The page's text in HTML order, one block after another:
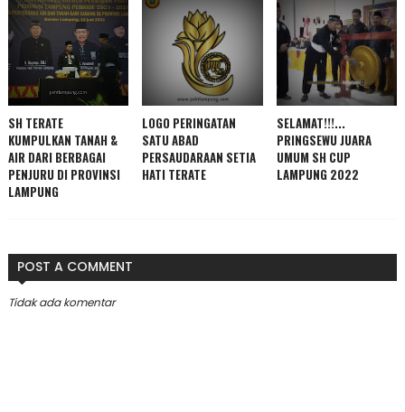
SH TERATE
KUMPULKAN TANAH &
AIR DARI BERBAGAI
PENJURU DI PROVINSI
LAMPUNG
LOGO PERINGATAN
SATU ABAD
PERSAUDARAAN SETIA
HATI TERATE
SELAMAT!!!...
PRINGSEWU JUARA
UMUM SH CUP
LAMPUNG 2022
POST A COMMENT
Tidak ada komentar